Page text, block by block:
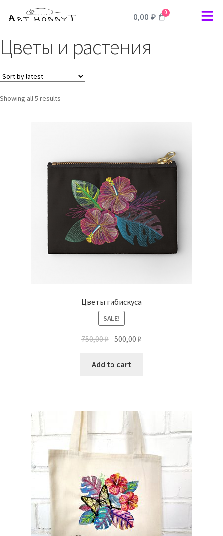
0,00 ₽
0
Цветы и растения
Showing all 5 results
Цветы гибискуса
SALE!
750,00₽ 500,00₽
Add to cart